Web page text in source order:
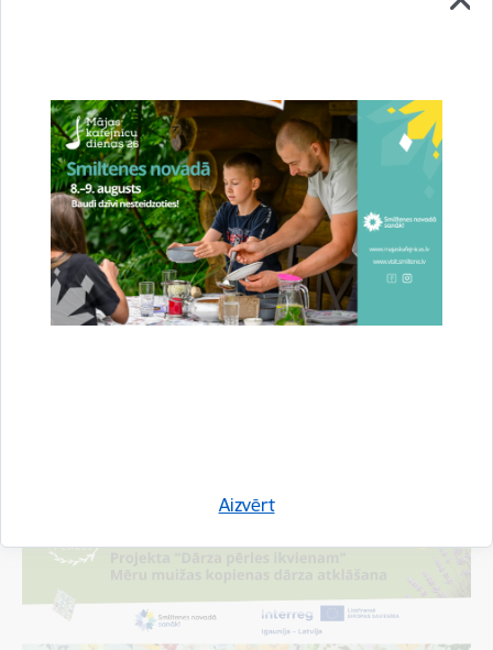
Aizvērt
Stājies spēkā jaunais novada teritorijas
plānojums – Smiltene ieguvusi jaunas pilsētas
robežas